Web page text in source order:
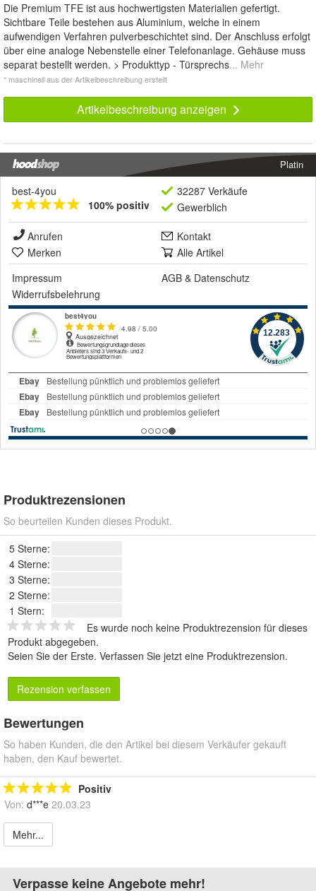
Die Premium TFE ist aus hochwertigsten Materialien gefertigt.
Sichtbare Teile bestehen aus Aluminium, welche in einem
aufwendigen Verfahren pulverbeschichtet sind. Der Anschluss erfolgt
über eine analoge Nebenstelle einer Telefonanlage. Gehäuse muss
separat bestellt werden. > Produkttyp - Türsprechs... Mehr
* maschinell aus der Artikelbeschreibung erstellt
Artikelbeschreibung anzeigen
Platin
best-4you
100% positiv
32287 Verkäufe
Gewerblich
Anrufen
Kontakt
Merken
Alle Artikel
Impressum
AGB & Datenschutz
Widerrufsbelehrung
Produktrezensionen
So beurteilen Kunden dieses Produkt.
5 Sterne:
4 Sterne:
3 Sterne:
2 Sterne:
1 Stern:
Es wurde noch keine Produktrezension für dieses
Produkt abgegeben.
Seien Sie der Erste. Verfassen Sie jetzt eine Produktrezension.
Rezension verfassen
Bewertungen
So haben Kunden, die den Artikel bei diesem Verkäufer gekauft
haben, den Kauf bewertet.
Positiv
Von: d***e 20.03.23
Mehr...
Verpasse keine Angebote mehr!